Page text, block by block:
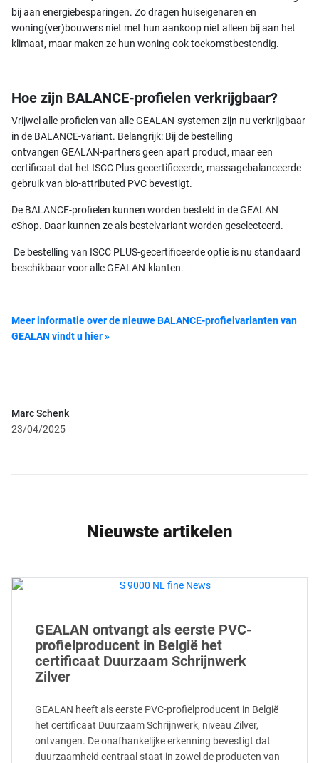
bij aan energiebesparingen. Zo dragen huiseigenaren en
woning(ver)bouwers niet met hun aankoop niet alleen bij aan het
klimaat, maar maken ze hun woning ook toekomstbestendig.
Hoe zijn BALANCE-profielen verkrijgbaar?
Vrijwel alle profielen van alle GEALAN-systemen zijn nu verkrijgbaar
in de BALANCE-variant. Belangrijk: Bij de bestelling
ontvangen GEALAN-partners geen apart product, maar een
certificaat dat het ISCC Plus-gecertificeerde, massagebalanceerde
gebruik van bio-attributed PVC bevestigt.
De BALANCE-profielen kunnen worden besteld in de GEALAN
eShop. Daar kunnen ze als bestelvariant worden geselecteerd.
De bestelling van ISCC PLUS-gecertificeerde optie is nu standaard
beschikbaar voor alle GEALAN-klanten.
Meer informatie over de nieuwe BALANCE-profielvarianten van
GEALAN vindt u hier »
Marc Schenk
23/04/2025
Nieuwste artikelen
GEALAN ontvangt als eerste PVC-
profielproducent in België het
certificaat Duurzaam Schrijnwerk
Zilver
GEALAN heeft als eerste PVC-profielproducent in België
het certificaat Duurzaam Schrijnwerk, niveau Zilver,
ontvangen. De onafhankelijke erkenning bevestigt dat
duurzaamheid centraal staat in zowel de producten van